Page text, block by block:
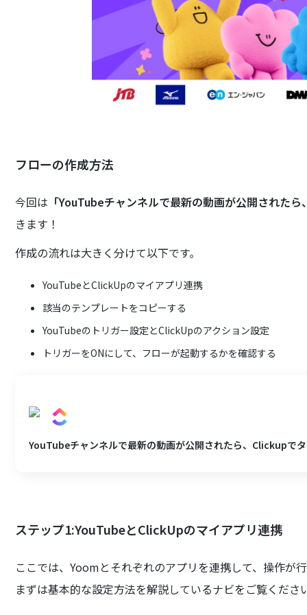
フローの作成方法
今回は 「YouTubeチャンネルで最新の動画が公開された
きます！
作成の流れは大きく分けて以下です。
YouTubeとClickUpのマイアプリ連携
該当のテンプレートをコピーする
YouTubeのトリガー設定とClickUpのアクション設定
トリガーをONにして、フローが起動するかを確認する
YouTubeチャンネルで最新の動画が公開されたら、Clickupで
ステップ1:YouTubeとClickUpのマイアプリ連携
ここでは、Yoomとそれぞれのアプリを連携して、操作が
まずは基本的な設定方法を解説しているナビをご覧くださ